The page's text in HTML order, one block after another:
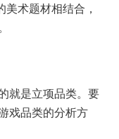
术题材相结合，
就是立项品类。要
戏品类的分析方